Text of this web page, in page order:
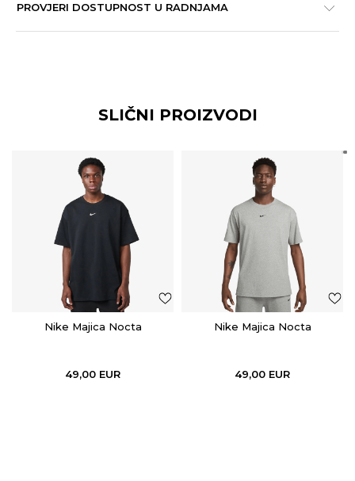
PROVJERI DOSTUPNOST U RADNJAMA
SLIČNI PROIZVODI
Nike Majica Nocta
49,00 EUR
Nike Majica Nocta
49,00 EUR